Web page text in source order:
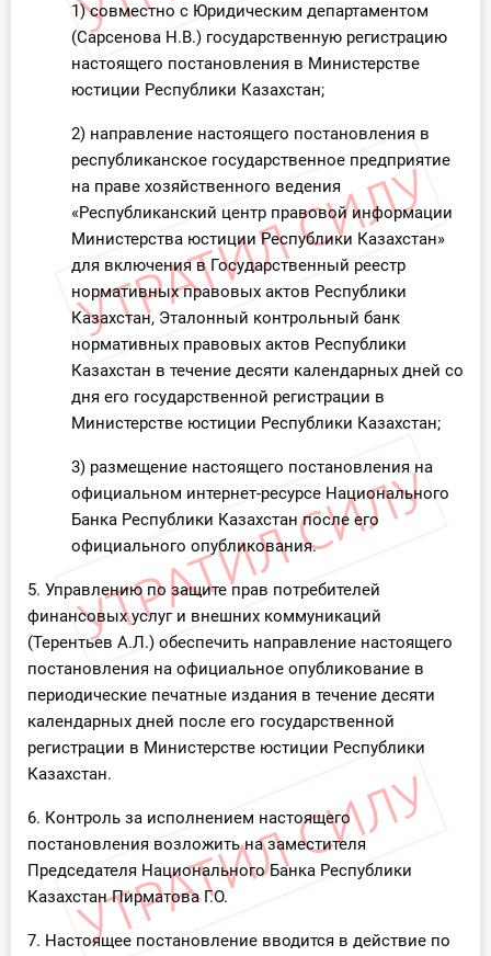
1) совместно с Юридическим департаментом
(Сарсенова Н.В.) государственную регистрацию
настоящего постановления в Министерстве
юстиции Республики Казахстан;
2) направление настоящего постановления в
республиканское государственное предприятие
на праве хозяйственного ведения
«Республиканский центр правовой информации
Министерства юстиции Республики Казахстан»
для включения в Государственный реестр
нормативных правовых актов Республики
Казахстан, Эталонный контрольный банк
нормативных правовых актов Республики
Казахстан в течение десяти календарных дней со
дня его государственной регистрации в
Министерстве юстиции Республики Казахстан;
3) размещение настоящего постановления на
официальном интернет-ресурсе Национального
Банка Республики Казахстан после его
официального опубликования.
5. Управлению по защите прав потребителей
финансовых услуг и внешних коммуникаций
(Терентьев А.Л.) обеспечить направление настоящего
постановления на официальное опубликование в
периодические печатные издания в течение десяти
календарных дней после его государственной
регистрации в Министерстве юстиции Республики
Казахстан.
6. Контроль за исполнением настоящего
постановления возложить на заместителя
Председателя Национального Банка Республики
Казахстан Пирматова Г.О.
7. Настоящее постановление вводится в действие по